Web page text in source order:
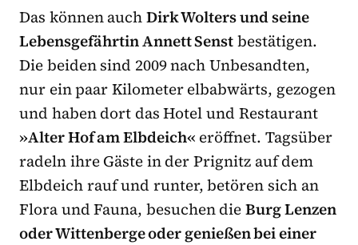
Das können auchDirk Wolters und seine
Lebensgefährtin Annett Senstbestätigen.
Die beiden sind 2009 nach Unbesandten,
nur ein paar Kilometer elbabwärts, gezogen
und haben dort das Hotel und Restaurant
»Alter Hof am Elbdeich« eröffnet. Tagsüber
radeln ihre Gäste in der Prignitz auf dem
Elbdeich rauf und runter, betören sich an
Flora und Fauna, besuchen dieBurg Lenzen
oder Wittenberge oder genießen bei einer